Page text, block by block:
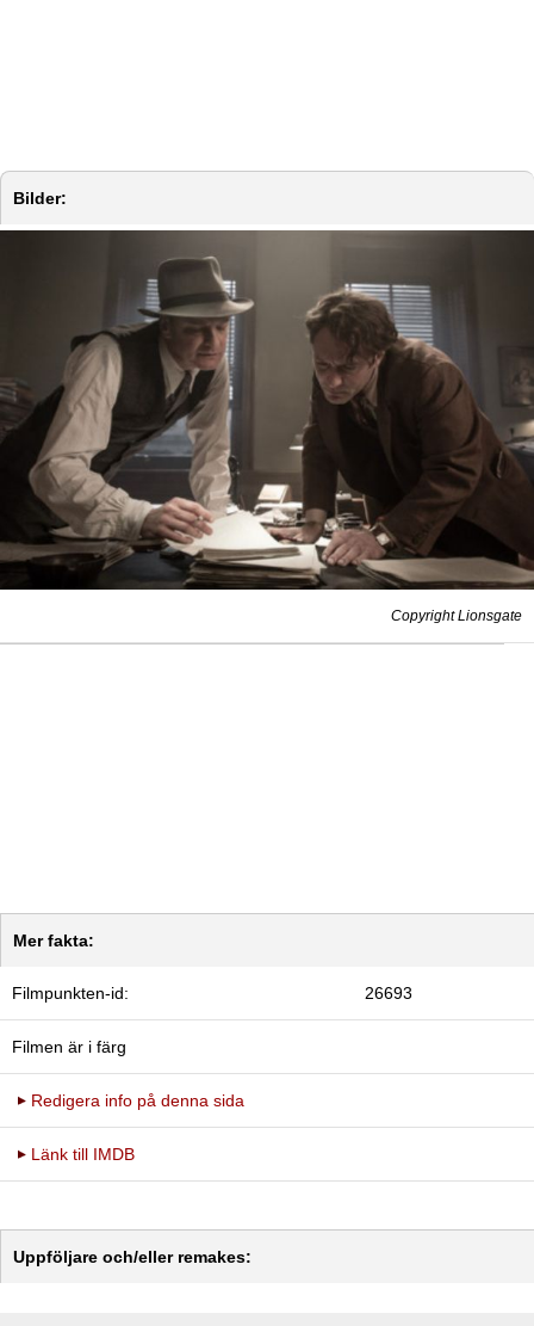
Bilder:
Copyright Lionsgate
Mer fakta:
Filmpunkten-id: 26693
Filmen är i färg
Redigera info på denna sida
Länk till IMDB
Uppföljare och/eller remakes: